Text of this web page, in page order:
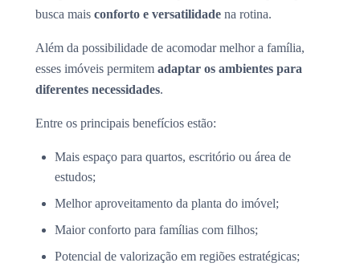
busca mais conforto e versatilidade na rotina.
Além da possibilidade de acomodar melhor a família,
esses imóveis permitem adaptar os ambientes para
diferentes necessidades.
Entre os principais benefícios estão:
Mais espaço para quartos, escritório ou área de
estudos;
Melhor aproveitamento da planta do imóvel;
Maior conforto para famílias com filhos;
Potencial de valorização em regiões estratégicas;